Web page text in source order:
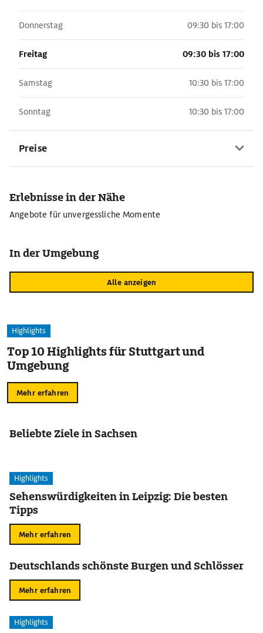
Donnerstag 09:30 bis 17:00
Freitag 09:30 bis 17:00
Samstag 10:30 bis 17:00
Sonntag 10:30 bis 17:00
Preise
Erlebnisse in der Nähe
Angebote für unvergessliche Momente
In der Umgebung
Alle anzeigen
Highlights
Top 10 Highlights für Stuttgart und
Umgebung
Mehr erfahren
Beliebte Ziele in Sachsen
Highlights
Sehenswürdigkeiten in Leipzig: Die besten
Tipps
Mehr erfahren
Deutschlands schönste Burgen und Schlösser
Mehr erfahren
Highlights